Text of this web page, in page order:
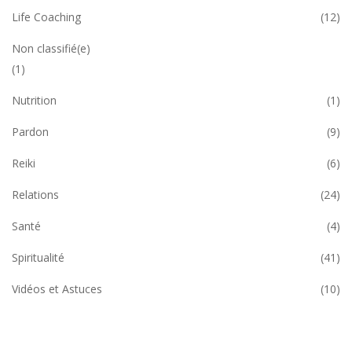
Life Coaching (12)
Non classifié(e)
(1)
Nutrition (1)
Pardon (9)
Reiki (6)
Relations (24)
Santé (4)
Spiritualité (41)
Vidéos et Astuces (10)